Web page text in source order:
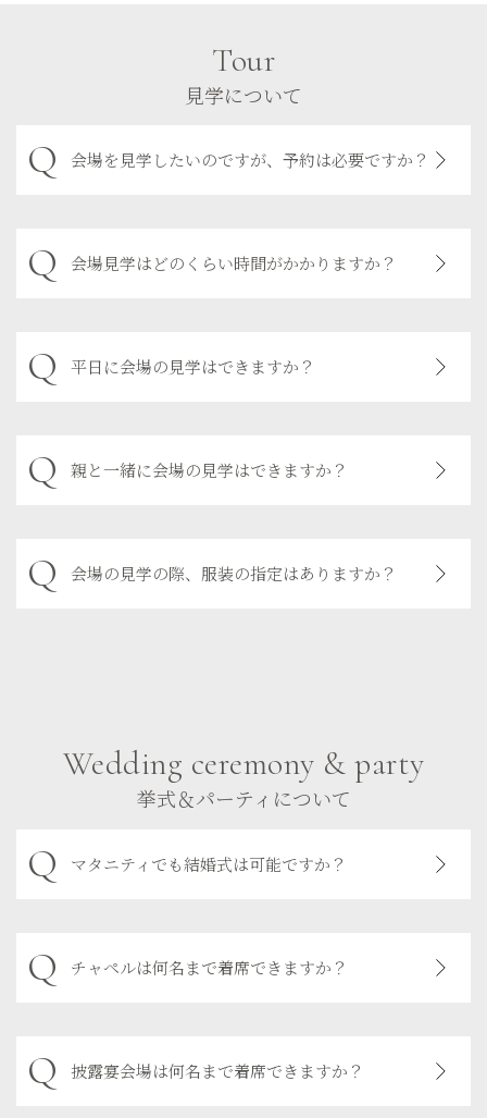
Tour
見学について
会場を見学したいのですが、予約は必要ですか？
会場見学はどのくらい時間がかかりますか？
平日に会場の見学はできますか？
親と一緒に会場の見学はできますか？
会場の見学の際、服装の指定はありますか？
Wedding ceremony & party
挙式＆パーティについて
マタニティでも結婚式は可能ですか？
チャペルは何名まで着席できますか？
披露宴会場は何名まで着席できますか？